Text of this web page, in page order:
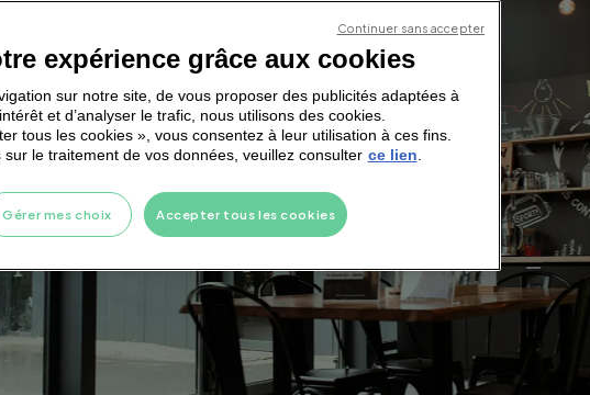
expérience grâce aux cookies
sur notre site, de vous proposer des publicités adaptées à
et d’analyser le trafic, nous utilisons des cookies.
tous les cookies », vous consentez à leur utilisation à ces fins.
sur le traitement de vos données, veuillez consulter ce lien
Accepter tous les cookies
Gérer mes choix
Continuer sans accepter